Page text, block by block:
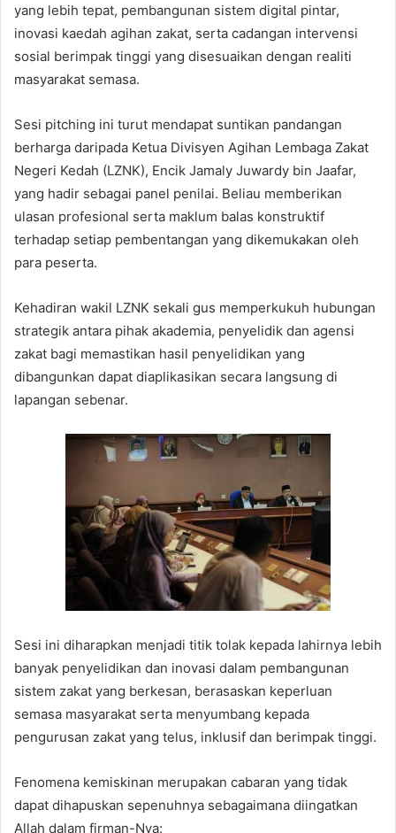
yang lebih tepat, pembangunan sistem digital pintar,
inovasi kaedah agihan zakat, serta cadangan intervensi
sosial berimpak tinggi yang disesuaikan dengan realiti
masyarakat semasa.
Sesi pitching ini turut mendapat suntikan pandangan
berharga daripada Ketua Divisyen Agihan Lembaga Zakat
Negeri Kedah (LZNK), Encik Jamaly Juwardy bin Jaafar,
yang hadir sebagai panel penilai. Beliau memberikan
ulasan profesional serta maklum balas konstruktif
terhadap setiap pembentangan yang dikemukakan oleh
para peserta.
Kehadiran wakil LZNK sekali gus memperkukuh hubungan
strategik antara pihak akademia, penyelidik dan agensi
zakat bagi memastikan hasil penyelidikan yang
dibangunkan dapat diaplikasikan secara langsung di
lapangan sebenar.
Sesi ini diharapkan menjadi titik tolak kepada lahirnya lebih
banyak penyelidikan dan inovasi dalam pembangunan
sistem zakat yang berkesan, berasaskan keperluan
semasa masyarakat serta menyumbang kepada
pengurusan zakat yang telus, inklusif dan berimpak tinggi.
Fenomena kemiskinan merupakan cabaran yang tidak
dapat dihapuskan sepenuhnya sebagaimana diingatkan
Allah dalam firman-Nya: